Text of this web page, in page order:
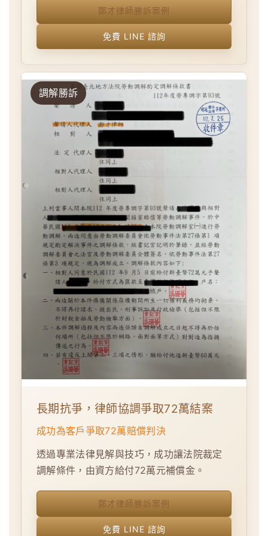
鄭才律師勝訴案例
免費 LINE 諮詢
調解勝訴
長期抗爭，律師協調爭取72萬結案
成功為客戶爭取72萬賠償判決
透過專業法律見解與技巧，成功讓法院裁定
調解條件，由資方給付72萬元補償金。
鄭才律師勝訴案例
免費 LINE 諮詢